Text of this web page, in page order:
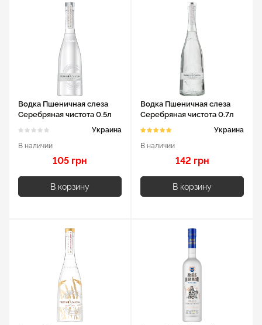
Водка Пшеничная слеза
Серебряная чистота 0.5л
Украина
В наличии
105 грн
В корзину
Водка Пшеничная слеза
Серебряная чистота 0.7л
40%
Украина
В наличии
142 грн
В корзину